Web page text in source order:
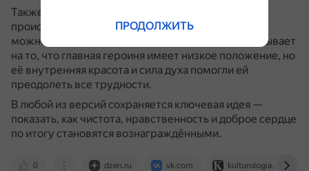
Также существует мнение, что имя Золушка
происходит от латинского слова «cinderella», что
можно перевести как «маленькая зола».
Это указывает
на то, что главная героиня имеет низкое положение, но
её внутренняя красота и сила духа помогли ей
преодолеть все трудности.
В любой из версий сохраняется ключевая идея —
показать, как чистота, нравственность и доброе сердце
по итогу становятся вознаграждёнными.
0 dzen.ru vk.com kulturologia.ru
ПРОДОЛЖИТЬ